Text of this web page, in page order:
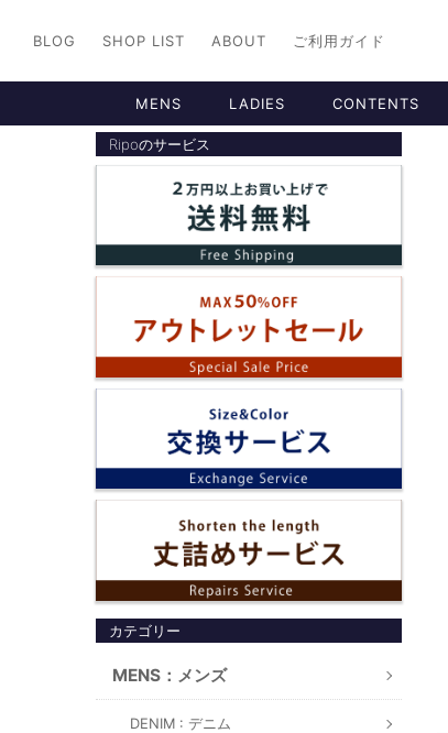
BLOG SHOP LIST ABOUT ご利用ガイド
MENS LADIES CONTENTS
Ripoのサービス
カテゴリー
MENS：メンズ
DENIM : デニム